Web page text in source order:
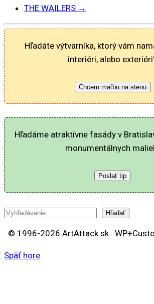
THE WAILERS →
Hľadáte výtvarníka, ktorý vám
interiéri, alebo
Chcem maľbu na stenu
Hľadáme atraktívne fasády v
monumentálnych
Poslať tip
Hľadať Hľadať
· © 1996-2026 ArtAttack.sk ·
Späť hore